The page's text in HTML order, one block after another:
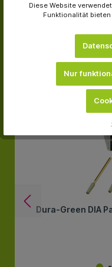
Dura-Green DIA
Diese Website
Funktionalität bieten
Nur